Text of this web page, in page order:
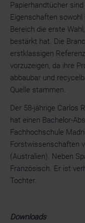
Papierhandtücher
Eigenschaften
Bereich die erste
bestärkt hat. Die
erstklassigen
vorzuzeigen, da ihre
abbaubar und
Quelle stammen.
Der 58-jährige Carlos
hat einen Bachelor-
Fachhochschule
Forstwissenschaften
(Australien). Neben
Französisch. Er ist
Tochter.
Downloads